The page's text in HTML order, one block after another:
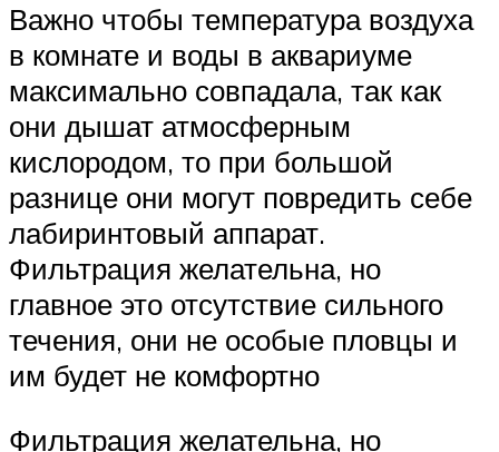
Важно чтобы температура воздуха
в комнате и воды в аквариуме
максимально совпадала, так как
они дышат атмосферным
кислородом, то при большой
разнице они могут повредить себе
лабиринтовый аппарат.
Фильтрация желательна, но
главное это отсутствие сильного
течения, они не особые пловцы и
им будет не комфортно
Фильтрация желательна, но